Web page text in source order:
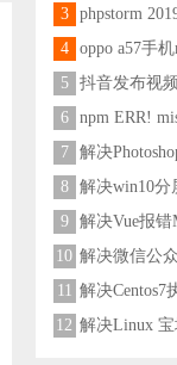
3
4
5
6
7
8
9
10
11
12